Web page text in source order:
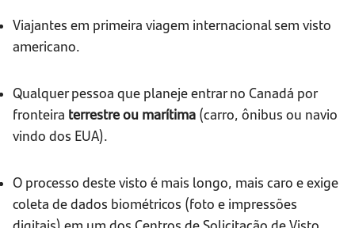
Viajantes em primeira viagem internacional sem visto
americano.
Qualquer pessoa que planeje entrar no Canadá por
fronteira terrestre ou marítima (carro, ônibus ou navio
vindo dos EUA).
O processo deste visto é mais longo, mais caro e exige
coleta de dados biométricos (foto e impressões